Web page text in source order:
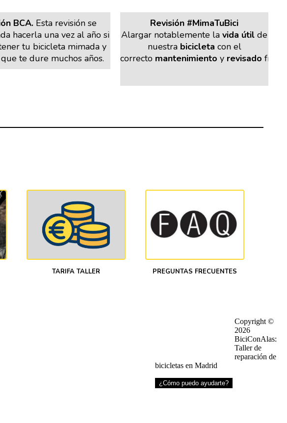
BCA.Esta revisión se
hacerla una vez al año si
tu bicicleta mimada y
te dure muchos años.
Revisión #MimaTuBici
Alargar notablemente la vida útil de
nuestra bicicleta con el
correcto mantenimiento y revisado
TARIFA TALLER PREGUNTAS FRECUENTES
Copyright ©
2026
BiciConAlas:
Taller de
reparación de
bicicletas en Madrid
¿Cómo puedo ayudarte?